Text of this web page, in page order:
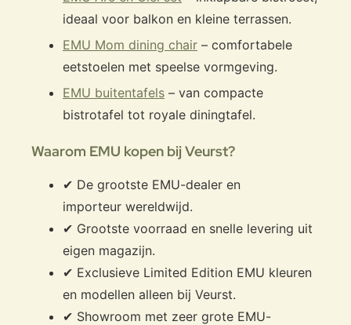
ideaal voor balkon en kleine terrassen.
EMU Mom dining chair – comfortabele
eetstoelen met speelse vormgeving.
EMU buitentafels – van compacte
bistrotafel tot royale diningtafel.
Waarom EMU kopen bij Veurst?
✔ De grootste EMU-dealer en
importeur wereldwijd.
✔ Grootste voorraad en snelle levering uit
eigen magazijn.
✔ Exclusieve Limited Edition EMU kleuren
en modellen alleen bij Veurst.
✔ Showroom met zeer grote EMU-